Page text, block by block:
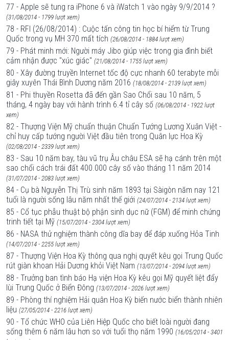
77 - Apple sẽ tung ra iPhone 6 và iWatch 1 vào ngày 9/9/2014 ?
(31/08/2014 - 1799 lượt xem)
78 - RFI (26/08/2014) : Cuộc tấn công tin học bí hiểm từ Trung
Quốc trong vụ MH 370 mất tích (26/08/2014 - 1884 lượt xem)
79 - Phát minh mới: Người máy Jibo giúp việc trong gia đình biết
cảm nhận được "xúc giác" (21/08/2014 - 1755 lượt xem)
80 - Xây đường truyền Internet tốc độ cực nhanh 60 terabyte mỗi
giây xuyên Thái Bình Dương năm 2016 (18/08/2014 - 2139 lượt xem)
81 - Phi thuyền Rosetta đã đến gần Sao Chổi sau 10 năm, 5
tháng, 4 ngày bay với hành trình 6.4 tỉ cây số (06/08/2014 - 1922 lượt
xem)
82 - Thượng Viện Mỹ chuẩn thuận Chuẩn Tướng Lương Xuân Việt -
chỉ huy cấp tướng người Việt đầu tiên trong Quân lực Hoa Kỳ
(02/08/2014 - 2339 lượt xem)
83 - Sau 10 năm bay, tàu vũ trụ Âu châu ESA sẽ hạ cánh trên một
sao chổi cách trái đất 400.000 cây số vào tháng 11 năm 2014
(31/07/2014 - 2083 lượt xem)
84 - Cụ bà Nguyễn Thị Trù sinh năm 1893 tại Sàigòn năm nay 121
tuổi là người sống lâu năm nhất thế giới (24/07/2014 - 2134 lượt xem)
85 - Cổ tục phẫu thuật bộ phận sinh dục nữ (FGM) để minh chứng
trinh tiết tại Mỹ (15/07/2014 - 2304 lượt xem)
86 - NASA thử nghiệm thành công dĩa bay để đáp xuống Hỏa Tinh
(14/07/2014 - 2255 lượt xem)
87 - Thượng Viện Hoa Kỳ thông qua nghị quyết kêu gọi Trung Quốc
rút giàn khoan Hải Dương khỏi Việt Nam (13/07/2014 - 2094 lượt xem)
88 - Trưởng ban tình báo Hạ viện Hoa Kỳ kêu gọi Mỹ quyết liệt đẩy
lùi Trung Quốc ở Biển Đông (13/07/2014 - 2026 lượt xem)
89 - Phòng thí nghiệm Hải quân Hoa Kỳ biến nước biển thành nhiên
liệu (27/05/2014 - 2216 lượt xem)
90 - Tổ chức WHO của Liên Hiệp Quốc cho biết loài người đang
sống thêm 6 năm lâu hơn so với tuổi thọ năm 1990 (16/05/2014 - 3401